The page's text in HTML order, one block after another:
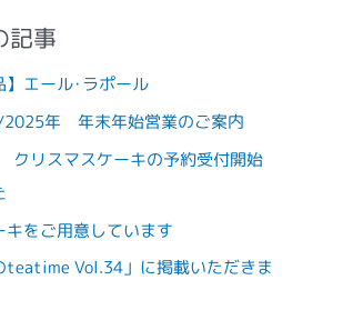
記事
】エール･ラポール
年 年末年始営業のご案内
リスマスケーキの予約受付開始
キをご用意しています
teatime Vol.34」に掲載いただきま